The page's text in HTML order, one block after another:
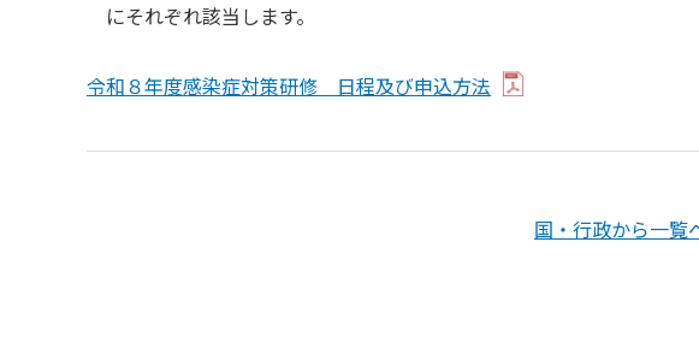
にそれぞれ該当します。
令和８年度感染症対策研修 日程及び申込方法
国・行政から一覧